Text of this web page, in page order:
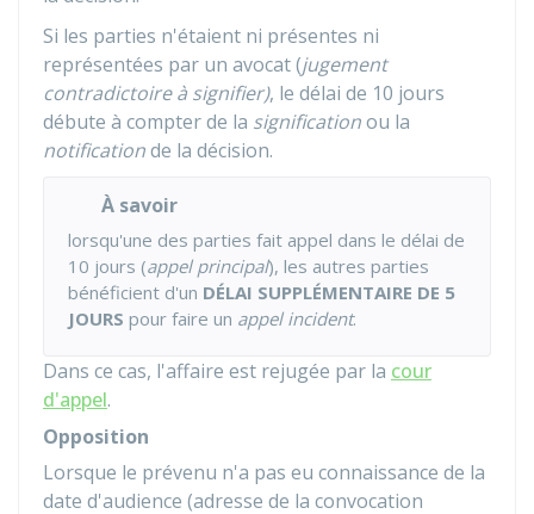
Si les parties n'étaient ni présentes ni
représentées par un avocat (jugement
contradictoire à signifier), le délai de 10 jours
débute à compter de la significationou la
notificationde la décision.
À savoir
lorsqu'une des parties fait appel dans le délai de
10 jours (appel principal), les autres parties
bénéficient d'un DÉLAI SUPPLÉMENTAIRE DE 5
JOURS pour faire un appel incident.
Dans ce cas, l'affaire est rejugée par la cour
d'appel.
Opposition
Lorsque le prévenu n'a pas eu connaissance de la
date d'audience (adresse de la convocation